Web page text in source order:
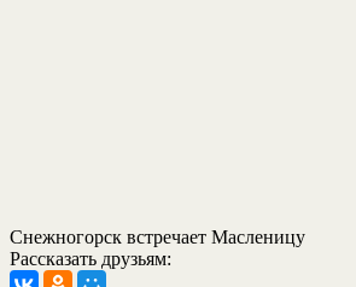
Снежногорск встречает Масленицу
Рассказать друзьям: